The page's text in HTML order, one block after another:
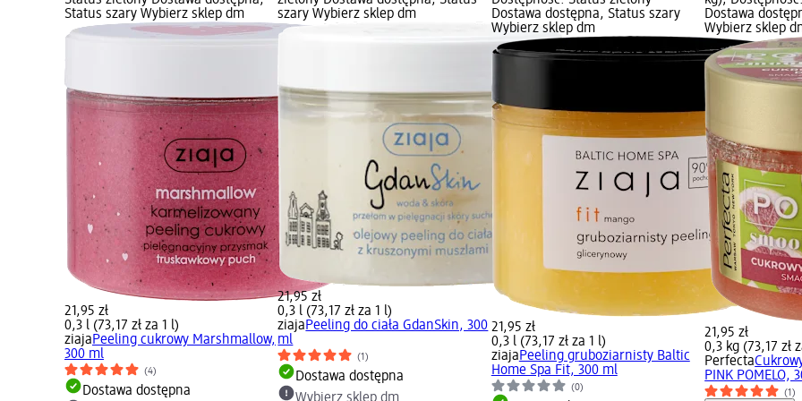
Status szary Wybierz sklep dm
21,95 zł
0,3 l (73,17 zł za 1 l)
ziajaPeeling cukrowy Marshmallow,
300 ml
(4)
Dostawa dostępna
szary Wybierz sklep dm
21,95 zł
0,3 l (73,17 zł za 1 l)
ziajaPeeling do ciała GdanSkin, 300
ml
(1)
Dostawa dostępna
Dostawa dostępna, Status szary
Wybierz sklep dm
21,95 zł
0,3 l (73,17 zł za 1 l)
ziajaPeeling gruboziarnisty Baltic
Home Spa Fit, 300 ml
(0)
Dostawa
Wybierz sklep
21,95 zł
0,3 kg (73,17 zł
Perfecta
PINK POMELO,
(1)